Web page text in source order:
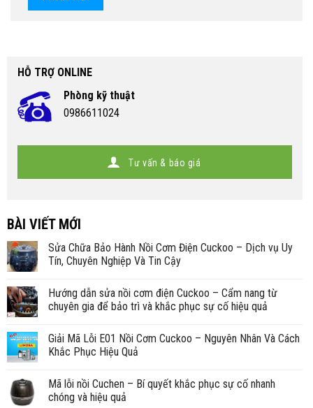
HỖ TRỢ ONLINE
Phòng kỹ thuật
0986611024
Tư vấn & báo giá
BÀI VIẾT MỚI
Sửa Chữa Bảo Hành Nồi Cơm Điện Cuckoo – Dịch vụ Uy
Tín, Chuyên Nghiệp Và Tin Cậy
Hướng dẫn sửa nồi cơm điện Cuckoo – Cẩm nang từ
chuyên gia để bảo trì và khắc phục sự cố hiệu quả
Giải Mã Lỗi E01 Nồi Cơm Cuckoo – Nguyên Nhân Và Cách
Khắc Phục Hiệu Quả
Mã lỗi nồi Cuchen – Bí quyết khắc phục sự cố nhanh
chóng và hiệu quả